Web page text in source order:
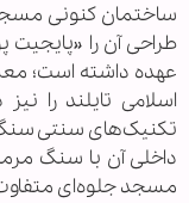
ساختمان کنونی
طراحی آن را «پایجیت
عهده داشته است؛
اسلامی تایلند را
تکنیک‌های سنتی
داخلی آن با سنگ
مسجد جلوه‌ای